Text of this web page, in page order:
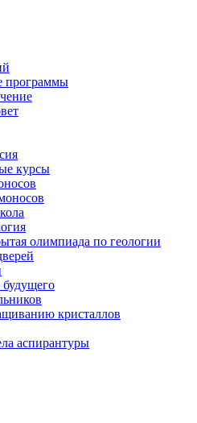
программы
курсы
олимпиада по геологии
кристаллов
аспирантуры